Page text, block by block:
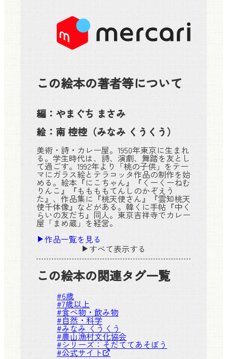
この絵本の著者等について
編：やまぐち まさみ
絵：南 椌椌（みなみ くうくう）
美術・詩・カレー屋。1950年東京に生まれ
る。学生時代は、詩、演劇、舞踏を友とし
て過ごす。1992年より「桃の子供」をテー
マにガラス絵とテラコッタ作品の制作を始
める。絵本『にこちゃん』『くーくーねむ
りんこ』『ももももてんしのかぞえう
た』、作品集に『桃天使さん』『雲知桃天
使千体像』などがある。韓くに手帖『中く
らいの友だち』同人。東京吉祥寺でカレー
屋「まめ蔵」を経営。
作品一覧を見る
すべて表示する
この絵本の関連タグ一覧
#6歳
#7歳以上
#食べ物・飲み物
#自然・科学
#みなみ くうくう
#農山漁村文化協会
#シリーズ：そだててあそぼう
#公式サイト